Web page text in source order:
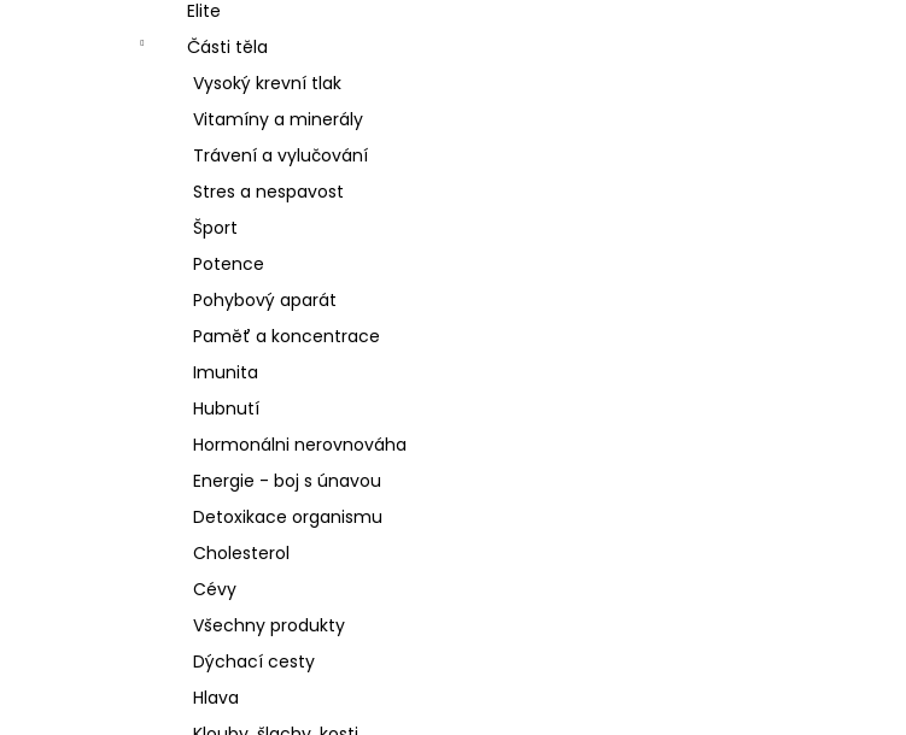
Elite
Části těla
Vysoký krevní tlak
Vitamíny a minerály
Trávení a vylučování
Stres a nespavost
Šport
Potence
Pohybový aparát
Paměť a koncentrace
Imunita
Hubnutí
Hormonálni nerovnováha
Energie - boj s únavou
Detoxikace organismu
Cholesterol
Cévy
Všechny produkty
Dýchací cesty
Hlava
SCHIZANDRA
329 Kč